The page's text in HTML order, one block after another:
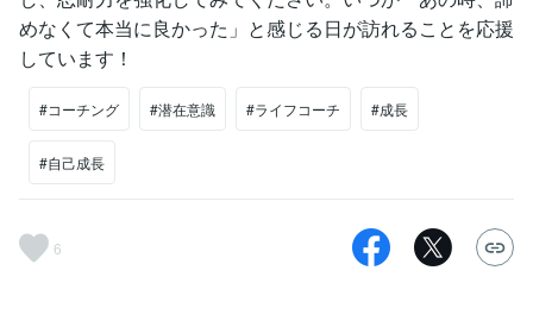
めなくて本当に良かった」と感じる日が訪れることを応援
しています！
#コーチング #潜在意識 #ライフコーチ #成長
#自己成長
6